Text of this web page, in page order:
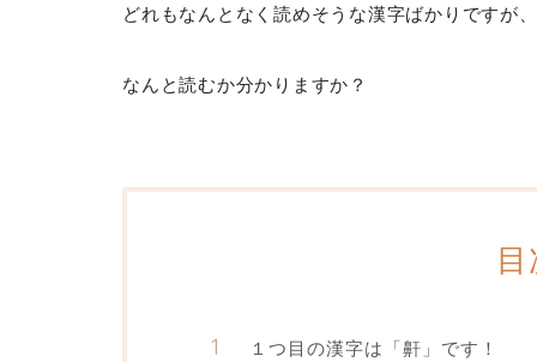
どれもなんとなく読めそうな漢字ばかりですが、
なんと読むか分かりますか？
目
１つ目の漢字は「鼾」です！